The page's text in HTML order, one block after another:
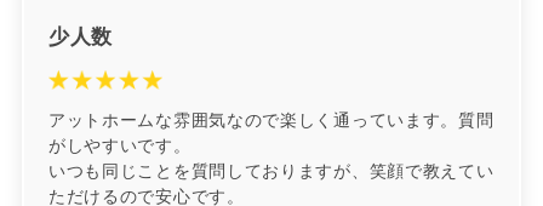
少人数
アットホームな雰囲気なので楽しく通っています。質問
がしやすいです。
いつも同じことを質問しておりますが、笑顔で教えてい
ただけるので安心です。